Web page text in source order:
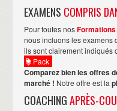
EXAMENS COMPRIS
Pour toutes nosFormations
nous incluons les examens
ils sont clairement indiqués
Pack
Comparez bien les offres
marché ! Notre offre est la
COACHINGAPRÈS-